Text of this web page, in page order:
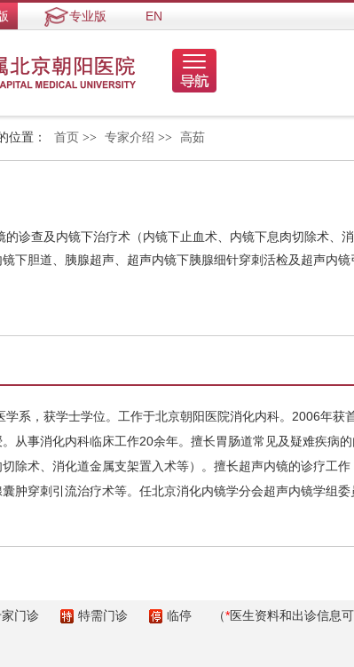
专业版 EN
位置： 首页 >> 专家介绍 >> 高茹
的诊查及内镜下治疗术（内镜下止血术、内镜下息肉切除术、
下胆道、胰腺超声、超声内镜下胰腺细针穿刺活检及超声内
，获学士学位。工作于北京朝阳医院消化内科。2006年获
从事消化内科临床工作20余年。擅长胃肠道常见及疑难疾病
除术、消化道金属支架置入术等）。擅长超声内镜的诊疗工
肿穿刺引流治疗术等。任北京消化内镜学分会超声内镜学组
门诊 特需门诊 临停 （*医生资料和出诊信息